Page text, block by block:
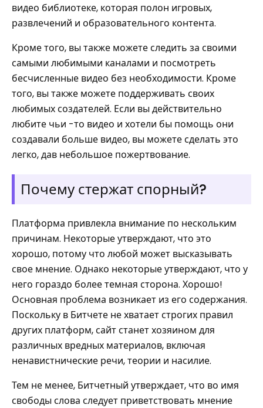
видео библиотеке, которая полон игровых,
развлечений и образовательного контента.
Кроме того, вы также можете следить за своими
самыми любимыми каналами и посмотреть
бесчисленные видео без необходимости. Кроме
того, вы также можете поддерживать своих
любимых создателей. Если вы действительно
любите чьи -то видео и хотели бы помощь они
создавали больше видео, вы можете сделать это
легко, дав небольшое пожертвование.
Почему стержат спорный?
Платформа привлекла внимание по нескольким
причинам. Некоторые утверждают, что это
хорошо, потому что любой может высказывать
свое мнение. Однако некоторые утверждают, что у
него гораздо более темная сторона. Хорошо!
Основная проблема возникает из его содержания.
Поскольку в Битчете не хватает строгих правил
других платформ, сайт станет хозяином для
различных вредных материалов, включая
ненавистнические речи, теории и насилие.
Тем не менее, Битчетный утверждает, что во имя
свободы слова следует приветствовать мнение